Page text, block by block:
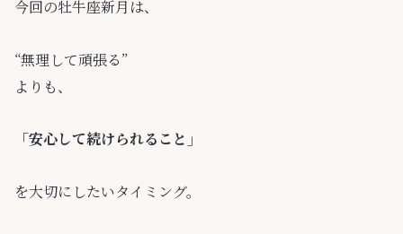
今回の牡牛座新月は、
“無理して頑張る”
よりも、
「安心して続けられること」
を大切にしたいタイミング。